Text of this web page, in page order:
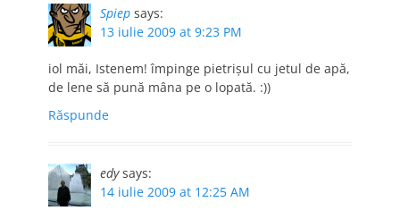
Spiep says:
13 iulie 2009 at 9:23 PM
iol măi, Istenem! împinge pietrişul cu jetul de apă,
de lene să pună mâna pe o lopată. :))
Răspunde
edy says:
14 iulie 2009 at 12:25 AM